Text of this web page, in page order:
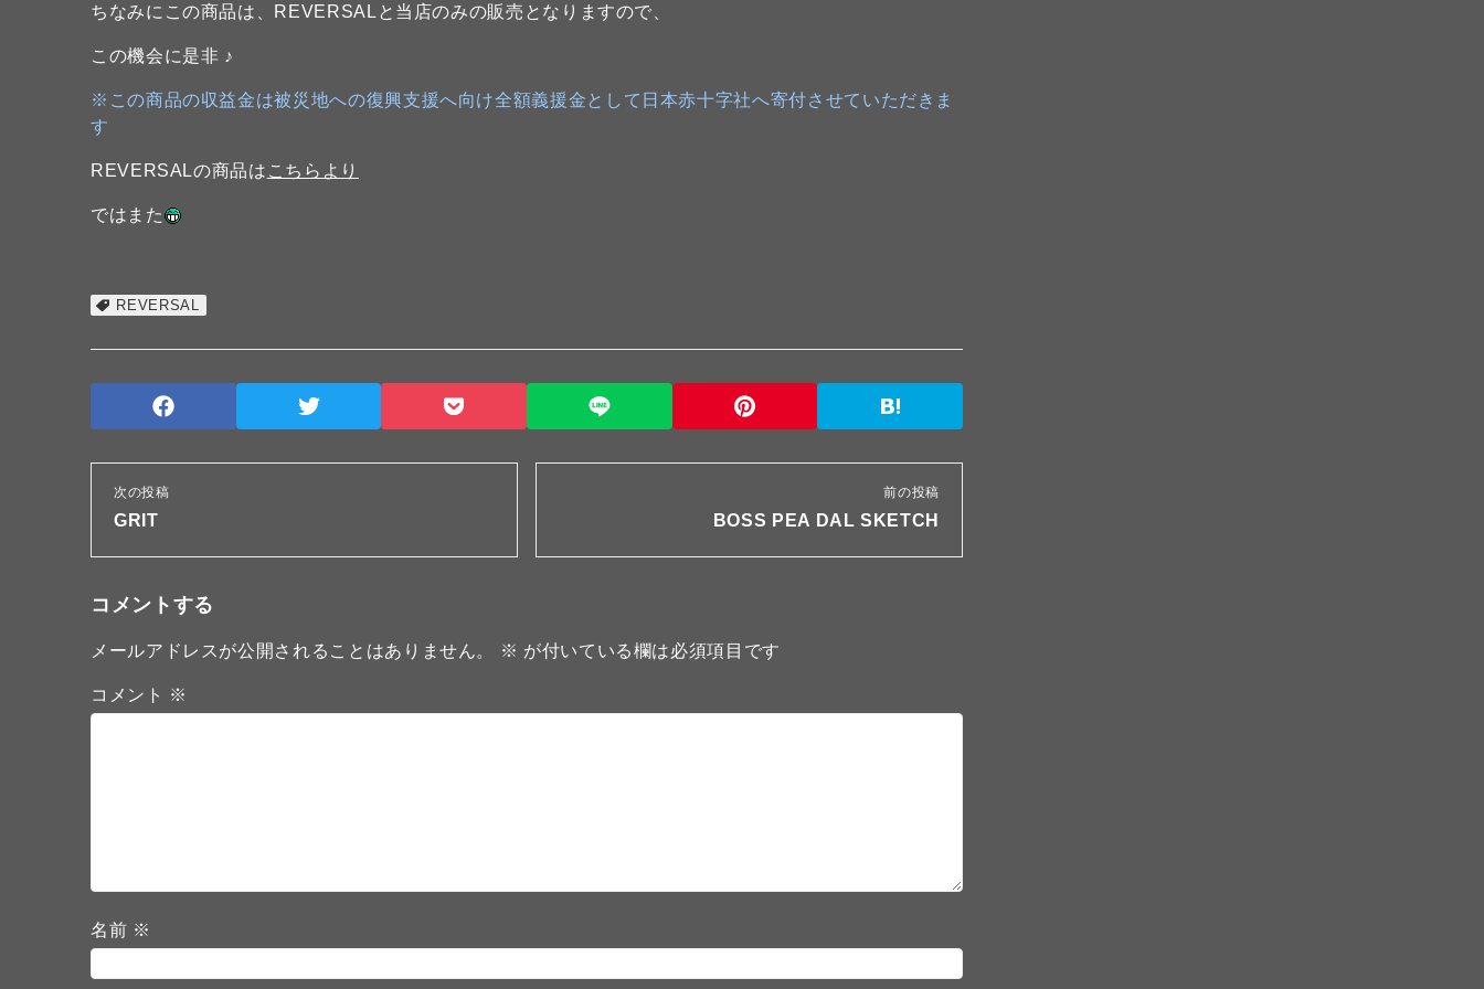
ちなみにこの商品は、REVERSALと当店のみの販売となりますので、
この機会に是非 ♪
※この商品の収益金は被災地への復興支援へ向け全額義援金として日本赤十字社へ寄付させていただきま
す
REVERSALの商品は こちらより
ではまた
REVERSAL
次の投稿
GRIT
前の投稿
BOSS PEA DAL SKETCH
コメントする
メールアドレスが公開されることはありません。 ※ が付いている欄は必須項目です
コメント ※
名前 ※